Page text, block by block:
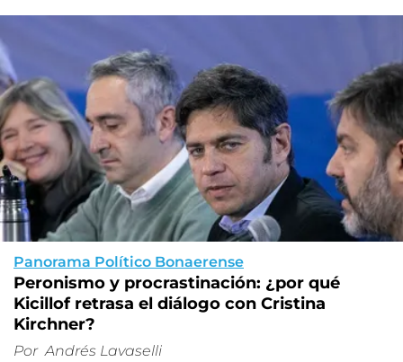
Panorama Político Bonaerense
Peronismo y procrastinación: ¿por qué
Kicillof retrasa el diálogo con Cristina
Kirchner?
Por Andrés Lavaselli